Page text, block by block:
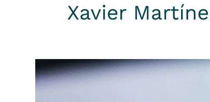
Xavier